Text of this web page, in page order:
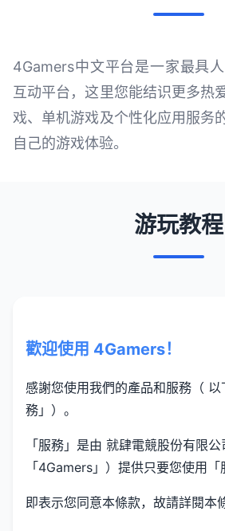
4Gamers中文平台是一家最具
互动平台，这里您能结识更多热
戏、单机游戏及个性化应用服务
自己的游戏体验。
游玩教程
歡迎使用 4Gamers！
感謝您使用我們的產品和服務（ 以
務」）。
「服務」是由 就肆電競股份有限
「4Gamers」）提供只要您使用「
即表示您同意本條款，故請詳閱本